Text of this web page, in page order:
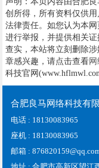
创所得，所有资料仅供
法律责任。如您认为本
进行举报，并提供相关
查实，本站将立刻删除
章感兴趣，请点击查看网
科技官网
合肥良马网络科技有
电话 : 18130083965
座机 : 18130083965
邮箱 :